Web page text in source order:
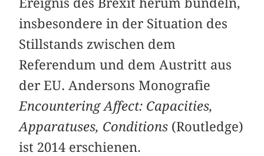
Ereignis des Brexit herum bündeln,
insbesondere in der Situation des
Stillstands zwischen dem
Referendum und dem Austritt aus
der EU. Andersons Monografie
Encountering Affect: Capacities,
Apparatuses, Conditions (Routledge)
ist 2014 erschienen.